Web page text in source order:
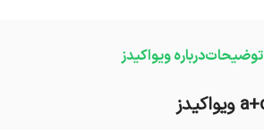
توضیحاتدرباره ویواکیدز